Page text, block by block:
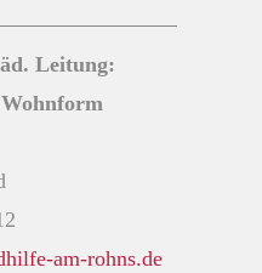
Leitung:
am-rohns.de